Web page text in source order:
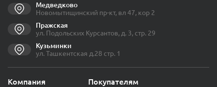
Медведково
Новомытищинский пр-кт, вл 47, кор 2
Пражская
ул. Подольских Курсантов, д. 3, стр. 29
Кузьминки
ул. Ташкентская д.28 стр. 1
Компания Покупателям